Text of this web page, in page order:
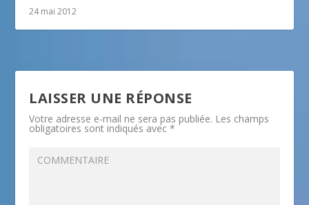
24 mai 2012
LAISSER UNE RÉPONSE
Votre adresse e-mail ne sera pas publiée. Les champs
obligatoires sont indiqués avec*